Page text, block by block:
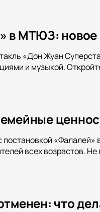
в МТЮЗ: новое
«Дон Жуан
и музыкой.
всех возрастов.
что